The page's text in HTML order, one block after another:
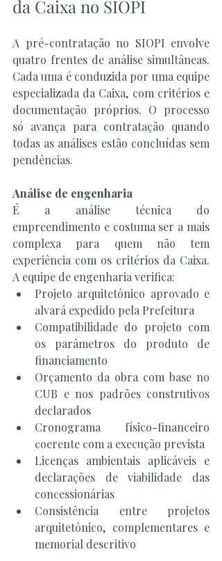
da Caixa no SIOPI
A pré-contratação no SIOPI envolve
quatro frentes de análise simultâneas.
Cada uma é conduzida por uma equipe
especializada da Caixa, com critérios e
documentação próprios. O processo
só avança para contratação quando
todas as análises estão concluídas sem
pendências.
Análise de engenharia
É a análise técnica do
empreendimento e costuma ser a mais
complexa para quem não tem
experiência com os critérios da Caixa.
A equipe de engenharia verifica:
Projeto arquitetônico aprovado e
alvará expedido pela Prefeitura
Compatibilidade do projeto com
os parâmetros do produto de
financiamento
Orçamento da obra com base no
CUB e nos padrões construtivos
declarados
Cronograma físico-financeiro
coerente com a execução prevista
Licenças ambientais aplicáveis e
declarações de viabilidade das
concessionárias
Consistência entre projetos
arquitetônico, complementares e
memorial descritivo